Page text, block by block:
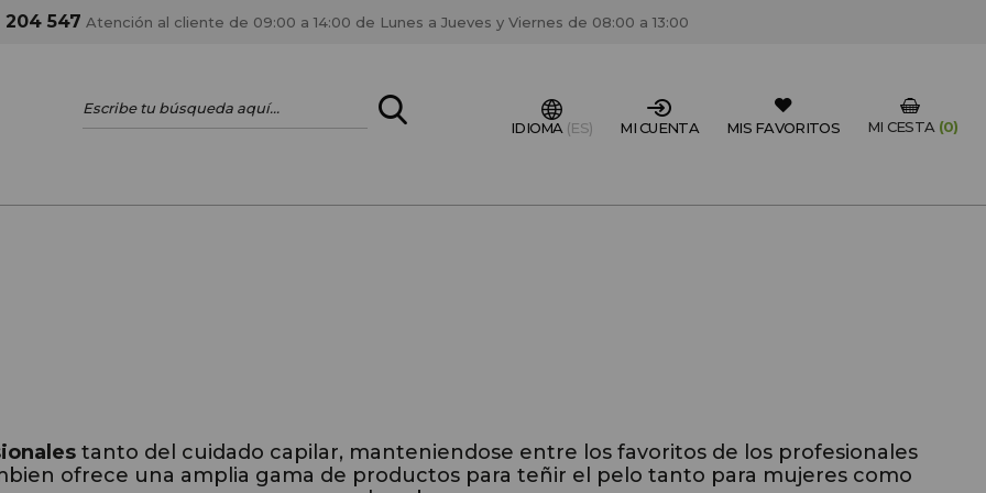
ENTRAR
204 547 Atención al cliente de 09:00 a 14:00 de Lunes a Jueves y Viernes de 08:00 a 13:00
MI CESTA (0)
MIS FAVORITOS
MI CUENTA
IDIOMA (ES)
tanto del cuidado capilar, manteniendose entre los favoritos de los profesionales
ofrece una amplia gama de productos para teñir el pelo tanto para mujeres como